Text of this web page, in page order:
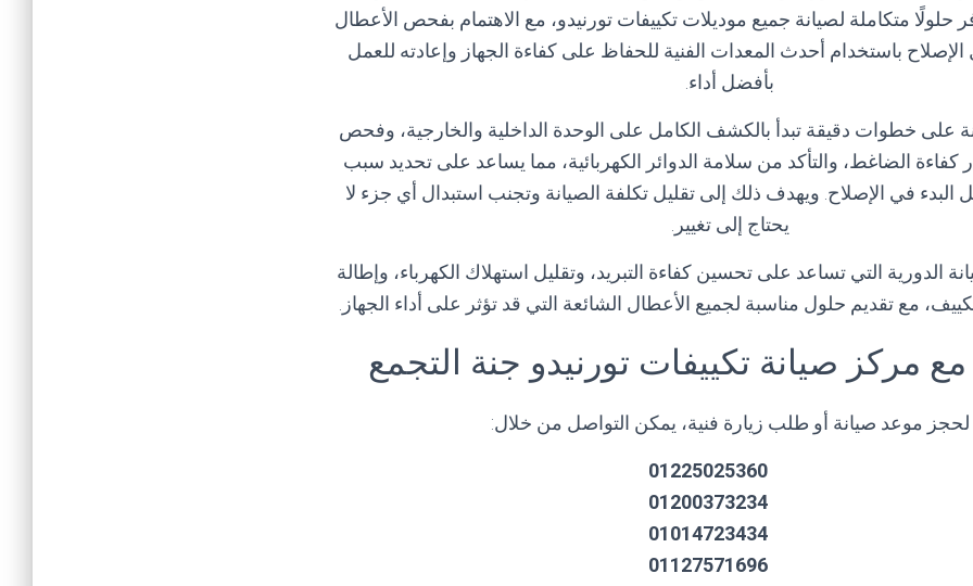
حلولًا متكاملة لصيانة جميع موديلات تكييفات تورنيدو، مع الاهتمام بفحص الأعطال
الإصلاح باستخدام أحدث المعدات الفنية للحفاظ على كفاءة الجهاز وإعادته للعمل
بأفضل أداء.
على خطوات دقيقة تبدأ بالكشف الكامل على الوحدة الداخلية والخارجية، وفحص
كفاءة الضاغط، والتأكد من سلامة الدوائر الكهربائية، مما يساعد على تحديد سبب
البدء في الإصلاح. ويهدف ذلك إلى تقليل تكلفة الصيانة وتجنب استبدال أي جزء لا
يحتاج إلى تغيير.
الدورية التي تساعد على تحسين كفاءة التبريد، وتقليل استهلاك الكهرباء، وإطالة
مع تقديم حلول مناسبة لجميع الأعطال الشائعة التي قد تؤثر على أداء الجهاز.
مركز صيانة تكييفات تورنيدو جنة التجمع
لحجز موعد صيانة أو طلب زيارة فنية، يمكن التواصل من خلال:
01225025360
01200373234
01014723434
01127571696